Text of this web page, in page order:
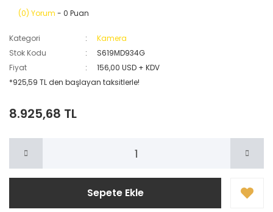
(0) Yorum - 0 Puan
Kategori
Kamera
Stok Kodu
S619MD934G
Fiyat
156,00 USD + KDV
*925,59 TL den başlayan taksitlerle!
8.925,68 TL
Sepete Ekle